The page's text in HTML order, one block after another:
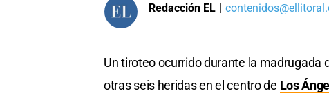
Redacción EL |
Un tiroteo ocurrido durante la madrugada
otras seis heridas en el centro de Los